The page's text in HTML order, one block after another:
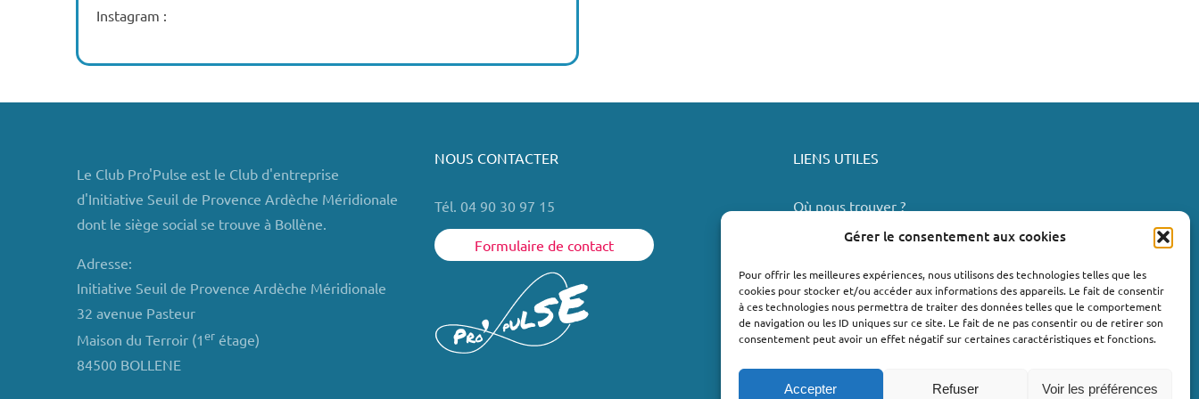
Gérer le consentement aux cookies
Pour offrir les meilleures expériences, nous utilisons des technologies telles que les
cookies pour stocker et/ou accéder aux informations des appareils. Le fait de consentir
à ces technologies nous permettra de traiter des données telles que le comportement
de navigation ou les ID uniques sur ce site. Le fait de ne pas consentir ou de retirer son
consentement peut avoir un effet négatif sur certaines caractéristiques et fonctions.
Accepter Refuser Voir les préférences
Instagram :
Le Club Pro'Pulse est le Club d'entreprise
d'Initiative Seuil de Provence Ardèche Méridionale
dont le siège social se trouve à Bollène.
Adresse:
Initiative Seuil de Provence Ardèche Méridionale
32 avenue Pasteur
Maison du Terroir (1erétage)
84500 BOLLENE
NOUS CONTACTER
Tél. 04 90 30 97 15
Formulaire de contact
LIENS UTILES
Où nous trouver ?
Valréas
Le Teil
Lachapelle-sous-Aubenas